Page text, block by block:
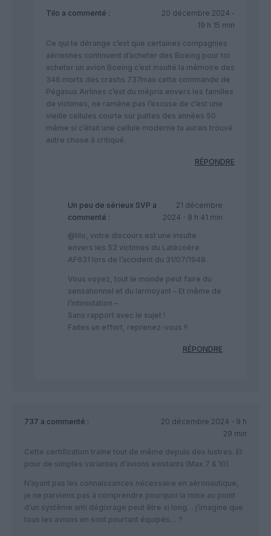
Tilo a commenté :
20 décembre 2024 -
19 h 15 min
Ce qui te dérange c’est que certaines compagnies
aériennes continuent d’acheter des Boeing pour toi
acheter un avion Boeing c’est insulté la mémoire des
346 morts des crashs 737max cette commande de
Pégasus Airlines c’est du mépris envers les familles
de victimes, ne ramène pas l’excuse de c’est une
vieille cellules courte sur pattes des années 50
même si c’était une cellule moderne tu aurais trouvé
autre chose à critiqué.
RÉPONDRE
Un peu de sérieux SVP a
commenté :
21 décembre
2024 - 8 h 41 min
@tilo, votre discours est une insulte
envers les 52 victimes du Latécoère
AF631 lors de l’accident du 31/07/1948.
Vous voyez, tout le monde peut faire du
sensationnel et du larmoyant – Et même de
l’intimidation –
Sans rapport avec le sujet !
Faites un effort, reprenez-vous !!
RÉPONDRE
737 a commenté :
20 décembre 2024 - 9 h
29 min
Cette certification traine tout de même depuis des lustres. Et
pour de simples variantes d’avions existants (Max 7 & 10)
N’ayant pas les connaissances nécessaire en aéronautique,
je ne parviens pas à comprendre pourquoi la mise au point
d’un système anti dégivrage peut être si long… j’imagine que
tous les avions en sont pourtant équipés… ?